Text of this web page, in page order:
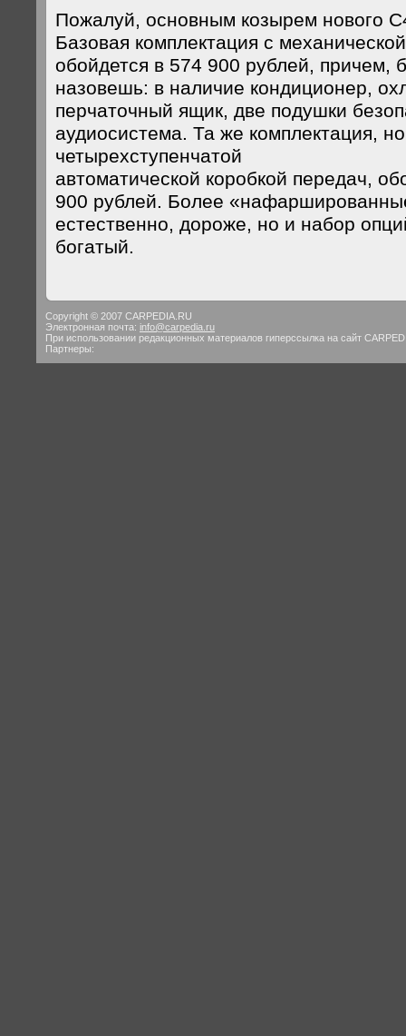
Пожалуй, основным козырем нового
Базовая комплектация с
обойдется в 574 900 рублей, причем,
назовешь: в наличие кондиционер,
перчаточный ящик, две подушки
аудиосистема. Та же комплектация,
четырехступенчатой
автоматической коробкой передач,
900 рублей. Более
естественно, дороже, но и набор
богатый.
Copyright © 2007 CARPEDIA.RU
Электронная почта: info@carpedia.ru
При использовании редакционных материалов гиперссылка на сайт
Партнеры: